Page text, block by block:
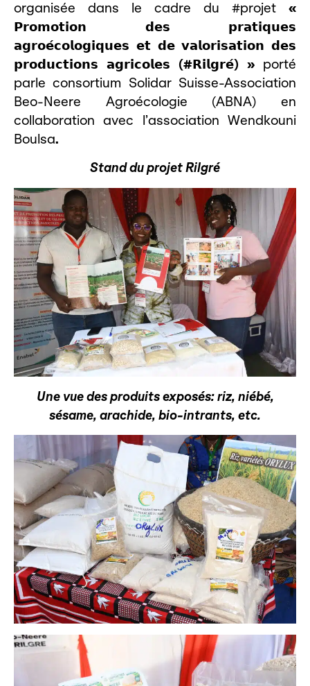
organisée dans le cadre du #projet «
𝗣𝗿𝗼𝗺𝗼𝘁𝗶𝗼𝗻
𝗱𝗲𝘀
𝗽𝗿𝗮𝘁𝗶𝗾𝘂𝗲𝘀
𝗮𝗴𝗿𝗼𝗲𝗰𝗼𝗹𝗼𝗴𝗶𝗾𝘂𝗲𝘀 𝗲𝘁 𝗱𝗲 𝘃𝗮𝗹𝗼𝗿𝗶𝘀𝗮𝘁𝗶𝗼𝗻 𝗱𝗲𝘀
𝗽𝗿𝗼𝗱𝘂𝗰𝘁𝗶𝗼𝗻𝘀 𝗮𝗴𝗿𝗶𝗰𝗼𝗹𝗲𝘀 (#𝗥𝗶𝗹𝗴𝗿𝗲́) » porté
parle consortium Solidar Suisse-Association
Beo-Neere Agroécologie (ABNA) en
collaboration avec l’association Wendkouni
Boulsa.
Stand du projet Rilgré
Une vue des produits exposés: riz, niébé,
sésame, arachide, bio-intrants, etc.